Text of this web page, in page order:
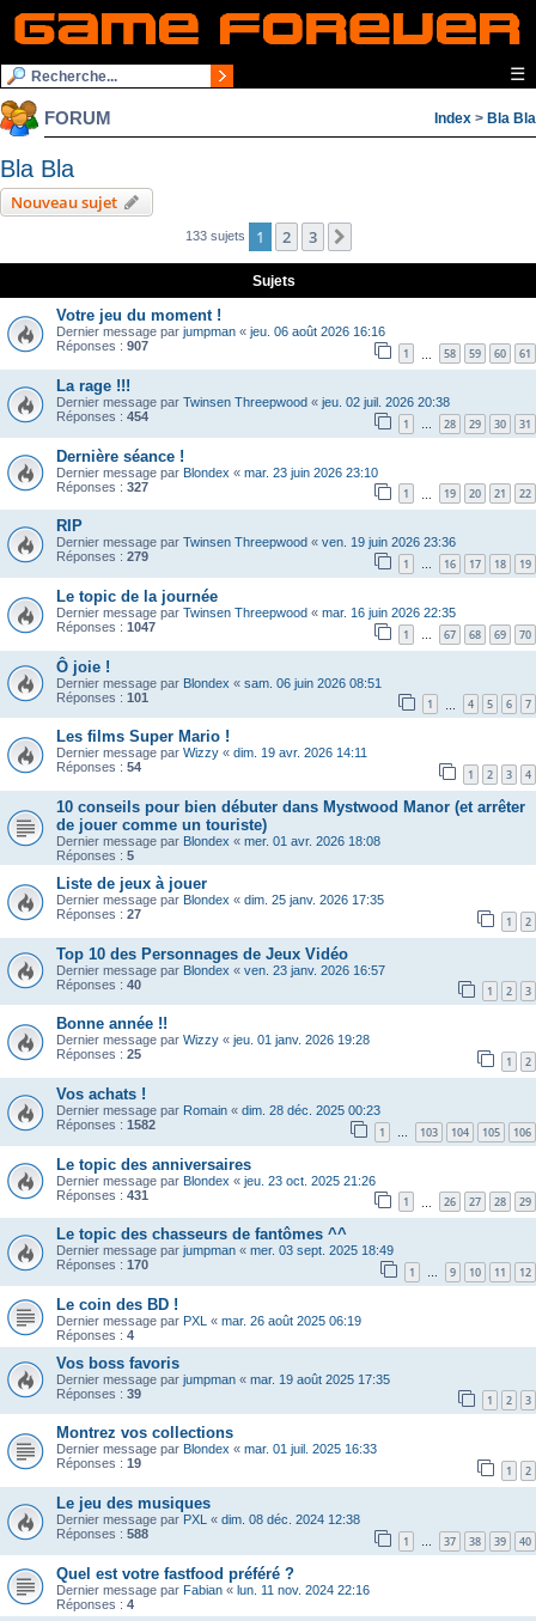
☰
FORUM Index > Bla Bla
Bla Bla
Nouveau sujet
133 sujets 1 2 3
Sujets
Votre jeu du moment !
Dernier message par jumpman « jeu. 06 août 2026 16:16
Réponses : 907 1 58 59 60 61
La rage !!!
Dernier message par Twinsen Threepwood « jeu. 02 juil. 2026 20:38
Réponses : 454 1 … 28 29 30 31
Dernière séance !
Dernier message par Blondex « mar. 23 juin 2026 23:10
Réponses : 327 1 19 20 21 22
RIP
Dernier message par Twinsen Threepwood « ven. 19 juin 2026 23:36
Réponses : 279 1 … 16 17 18 19
Le topic de la journée
Dernier message par Twinsen Threepwood « mar. 16 juin 2026 22:35
Réponses : 1047 1 … 67 68 69 70
Ô joie !
Dernier message par Blondex « sam. 06 juin 2026 08:51
Réponses : 101 1 4 5 6 7
Les films Super Mario !
Dernier message par Wizzy « dim. 19 avr. 2026 14:11
Réponses : 54 1 2 3 4
10 conseils pour bien débuter dans Mystwood Manor (et arrêter
de jouer comme un touriste)
Dernier message par Blondex « mer. 01 avr. 2026 18:08
Réponses : 5
Liste de jeux à jouer
Dernier message par Blondex « dim. 25 janv. 2026 17:35
Réponses : 27 1 2
Top 10 des Personnages de Jeux Vidéo
Dernier message par Blondex « ven. 23 janv. 2026 16:57
Réponses : 40 1 2 3
Bonne année !!
Dernier message par Wizzy « jeu. 01 janv. 2026 19:28
Réponses : 25 1 2
Vos achats !
Dernier message par Romain « dim. 28 déc. 2025 00:23
Réponses : 1582 1 103 104 105 106
Le topic des anniversaires
Dernier message par Blondex « jeu. 23 oct. 2025 21:26
Réponses : 431 1 26 27 28 29
Le topic des chasseurs de fantômes ^^
Dernier message par jumpman « mer. 03 sept. 2025 18:49
Réponses : 170 1 … 9 10 11 12
Le coin des BD !
Dernier message par PXL « mar. 26 août 2025 06:19
Réponses : 4
Vos boss favoris
Dernier message par jumpman « mar. 19 août 2025 17:35
Réponses : 39 1 2 3
Montrez vos collections
Dernier message par Blondex « mar. 01 juil. 2025 16:33
Réponses : 19 1 2
Le jeu des musiques
Dernier message par PXL « dim. 08 déc. 2024 12:38
Réponses : 588 1 … 37 38 39 40
Quel est votre fastfood préféré ?
Dernier message par Fabian « lun. 11 nov. 2024 22:16
Réponses : 4